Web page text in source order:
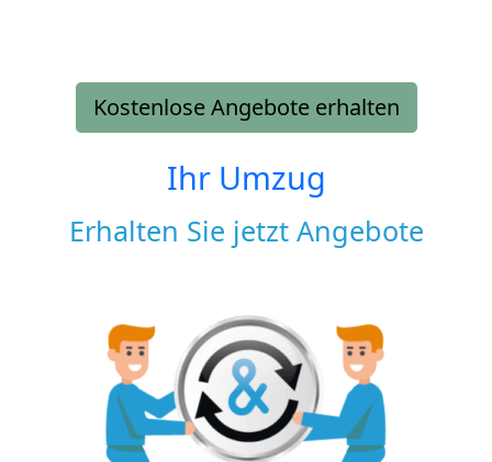
Kostenlose Angebote erhalten
Ihr Umzug
Erhalten Sie jetzt Angebote